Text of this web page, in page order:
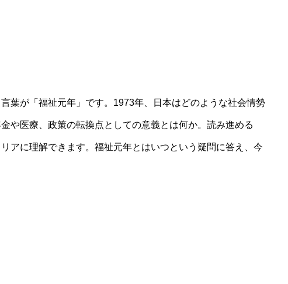
葉が「福祉元年」です。1973年、日本はどのような社会情勢
や医療、政策の転換点としての意義とは何か。読み進める
アに理解できます。福祉元年とはいつという疑問に答え、今